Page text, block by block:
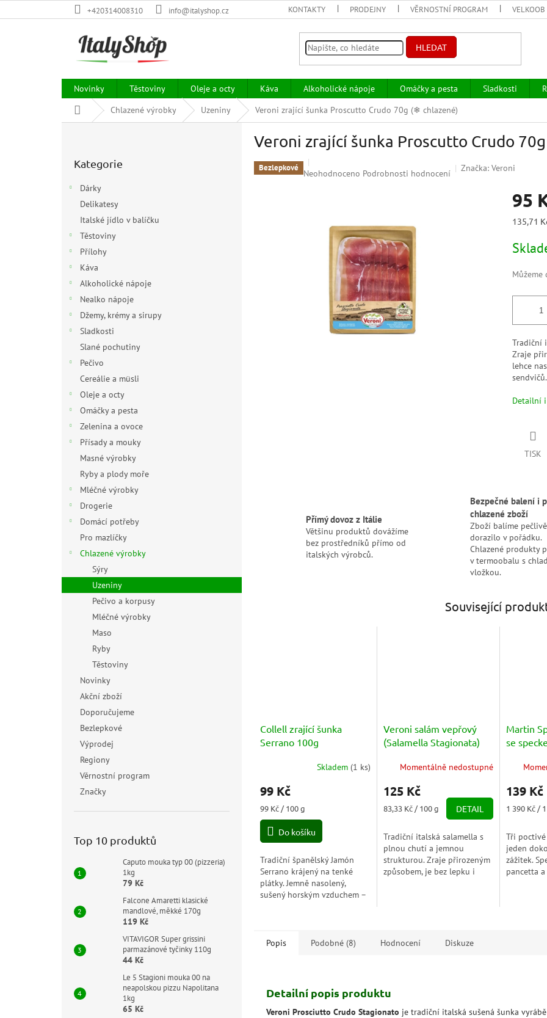
na
+420314008310 info@italyshop.cz KONTAKTY PRODEJNY VĚRNOSTNÍ PROGRAM
HLEDAT
Novinky Těstoviny Oleje a octy Káva Alkoholické nápoje Omáčky a pesta Sladkosti
Domů Chlazené výrobky Uzeniny Veroni zrající šunka Proscutto Crudo 70g (❄ chlazené)
kategorie
Kategorie
Dárky
Delikatesy
Italské jídlo v balíčku
Těstoviny
Přílohy
Káva
Alkoholické nápoje
Nealko nápoje
Džemy, krémy a sirupy
Sladkosti
Slané pochutiny
Pečivo
Cereálie a müsli
Oleje a octy
Omáčky a pesta
Zelenina a ovoce
Přísady a mouky
Masné výrobky
Ryby a plody moře
Mléčné výrobky
Drogerie
Domácí potřeby
Pro mazlíčky
Chlazené výrobky
Sýry
Uzeniny
Pečivo a korpusy
Mléčné výrobky
Maso
Ryby
Těstoviny
Novinky
Akční zboží
Doporučujeme
Bezlepkové
Výprodej
Regiony
Věrnostní program
Značky
Top 10 produktů
Caputo mouka typ 00 (pizzeria)
1kg
79 Kč
Falcone Amaretti klasické
mandlové, měkké 170g
119 Kč
VITAVIGOR Super grissini
parmazánové tyčinky 110g
44 Kč
Le 5 Stagioni mouka 00 na
neapolskou pizzu Napolitana
1kg
65 Kč
Veroni zrající šunka Proscutto Crudo
Bezlepkové Průměrné
hvězdiček.
Neohodnoceno Podrobnosti hodnocení
Značka: Veroni
95
Měrná
135,71
Tradiční
Zraje
lehce
sendvičů.
Detailní
TISK
Přímý dovoz z Itálie
Většinu produktů dovážíme
bez prostředníků přímo od
italských výrobců.
Bezpečné balení i
chlazené zboží
Zboží balíme
dorazilo v pořádku.
Chlazené produkty
v termoobalu s
vložkou.
Související
Collell zrající šunka
Serrano 100g
Skladem (1 ks)
99 Kč
Měrná
cena:
99 Kč / 100 g
Do košíku
Tradiční španělský Jamón
Serrano krájený na tenké
plátky. Jemně nasolený,
sušený horským vzduchem –
Veroni salám vepřový
(Salamella Stagionata)
Momentálně nedostupné
125 Kč
Měrná
83,33 Kč / 100 g DETAIL
Tradiční italská salamella s
plnou chutí a jemnou
strukturou. Zraje přirozeným
způsobem, je bez lepku i
Martin
se
misto)
139 Kč
Měrná
1 390 Kč /
Tři
jeden
zážitek.
pancetta
Popis Podobné (8) Hodnocení Diskuze
Detailní popis produktu
Veroni Prosciutto Crudo Stagionato je tradiční italská sušená šunka